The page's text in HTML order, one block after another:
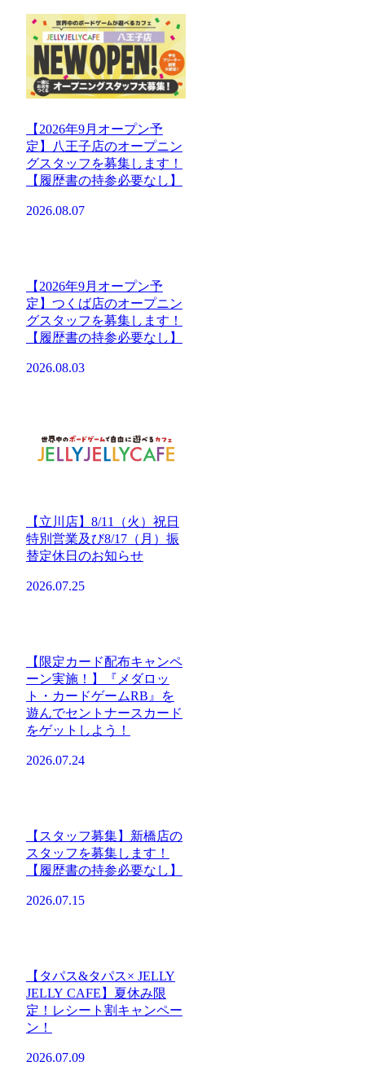
【2026年9月オープン予
定】八王子店のオープニン
グスタッフを募集します！
【履歴書の持参必要なし】
2026.08.07
【2026年9月オープン予
定】つくば店のオープニン
グスタッフを募集します！
【履歴書の持参必要なし】
2026.08.03
【立川店】8/11（火）祝日
特別営業及び8/17（月）振
替定休日のお知らせ
2026.07.25
【限定カード配布キャンペ
ーン実施！】『メダロッ
ト・カードゲームRB』を
遊んでセントナースカード
をゲットしよう！
2026.07.24
【スタッフ募集】新橋店の
スタッフを募集します！
【履歴書の持参必要なし】
2026.07.15
【タパス&タパス× JELLY
JELLY CAFE】夏休み限
定！レシート割キャンペー
ン！
2026.07.09